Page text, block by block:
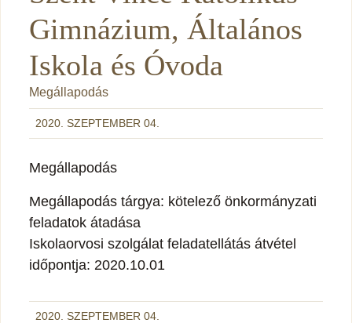
Gimnázium, Általános
Iskola és Óvoda
Megállapodás
2020. SZEPTEMBER 04.
Megállapodás
Megállapodás tárgya: kötelező önkormányzati
feladatok átadása
Iskolaorvosi szolgálat feladatellátás átvétel
időpontja: 2020.10.01
2020. SZEPTEMBER 04.